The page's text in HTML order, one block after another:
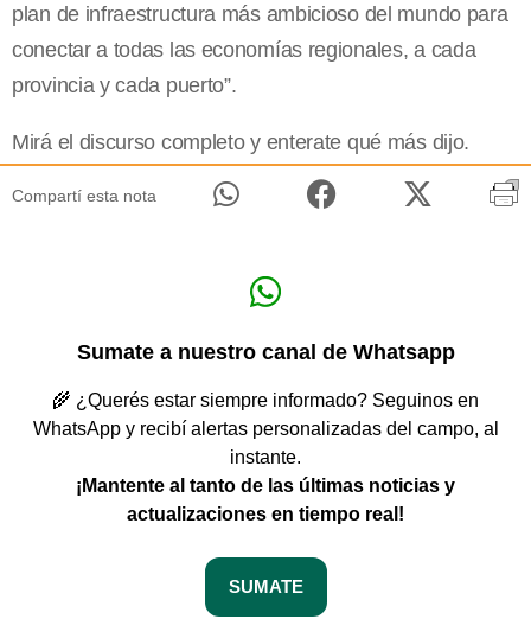
plan de infraestructura más ambicioso del mundo para
conectar a todas las economías regionales, a cada
provincia y cada puerto”.
Mirá el discurso completo y enterate qué más dijo.
Compartí esta nota
Sumate a nuestro canal de Whatsapp
🌾 ¿Querés estar siempre informado? Seguinos en
WhatsApp y recibí alertas personalizadas del campo, al
instante.
¡Mantente al tanto de las últimas noticias y
actualizaciones en tiempo real!
SUMATE